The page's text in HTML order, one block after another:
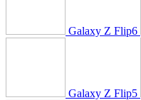
Galaxy Z Flip6
Galaxy Z Flip5